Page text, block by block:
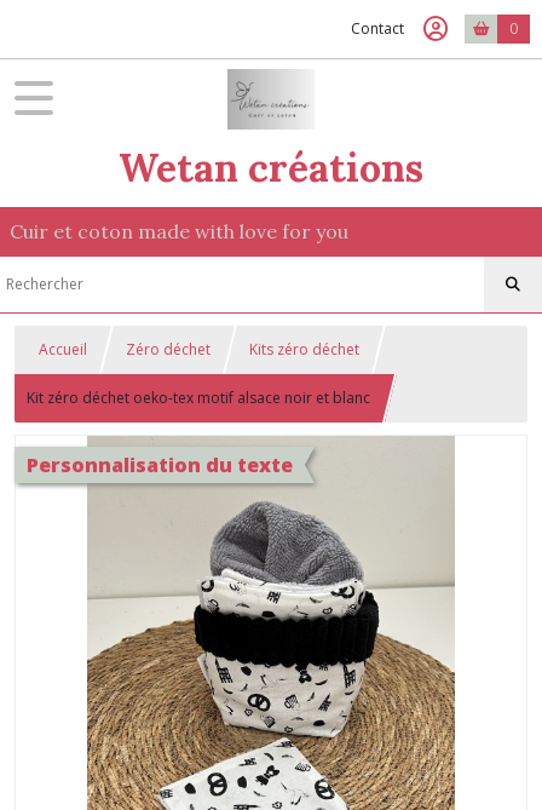
Contact 0
Wetan créations
Cuir et coton made with love for you
Accueil Zéro déchet Kits zéro déchet
Kit zéro déchet oeko-tex motif alsace noir et blanc
Personnalisation du texte